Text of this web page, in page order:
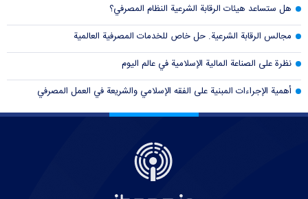
هل ستساعد هيئات الرقابة الشرعية النظام المصرفي؟
مجالس الرقابة الشرعية. حل خاص للخدمات المصرفية العالمية
نظرة على الصناعة المالية الإسلامية في عالم اليوم
أهمية الإجراءات المبنية على الفقه الإسلامي والشريعة في العمل المصرفي